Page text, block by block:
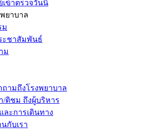
ข้าตรวจวันนี้
ยาบาล
ม
ะชาสัมพันธ์
ม
ถามถึงโรงพยาบาล
/ติชม ถึงผู้บริหาร
ละการเดินทาง
กับเรา